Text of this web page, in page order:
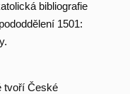
bibliografie
1501:
tvoří České